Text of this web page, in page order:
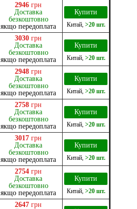
2946 грн
Доставка
безкоштовно
якщо передоплата
Купити
Китай, >20 шт.
3030 грн
Доставка
безкоштовно
якщо передоплата
Купити
Китай, >20 шт.
2948 грн
Доставка
безкоштовно
якщо передоплата
Купити
Китай, >20 шт.
2758 грн
Доставка
безкоштовно
якщо передоплата
Купити
Китай, >20 шт.
3017 грн
Доставка
безкоштовно
якщо передоплата
Купити
Китай, >20 шт.
2754 грн
Доставка
безкоштовно
якщо передоплата
Купити
Китай, >20 шт.
2647 грн